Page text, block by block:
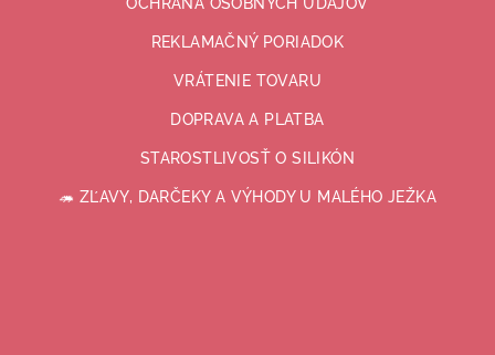
REKLAMAČNÝ PORIADOK
VRÁTENIE TOVARU
DOPRAVA A PLATBA
STAROSTLIVOSŤ O SILIKÓN
🦔 ZĽAVY, DARČEKY A VÝHODY U MALÉHO JEŽKA